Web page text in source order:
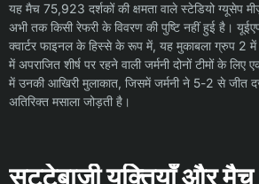
यह मैच 75,923 दर्शकों की क्षमता वाले स्टेडियो ग्यूसेप
अभी तक किसी रेफरी के विवरण की पुष्टि नहीं हुई है।
क्वार्टर फाइनल के हिस्से के रूप में, यह मुकाबला ग्रुप 2
में अपराजित शीर्ष पर रहने वाली जर्मनी दोनों टीमों के
में उनकी आखिरी मुलाकात, जिसमें जर्मनी ने 5-2 से जीत
अतिरिक्त मसाला जोड़ती है।
सट्टेबाजी युक्तियाँ और मैच